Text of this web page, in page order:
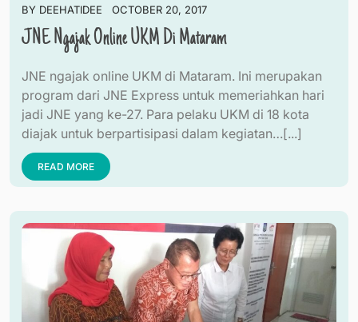
BY DEEHATIDEE OCTOBER 20, 2017
JNE Ngajak Online UKM Di Mataram
JNE ngajak online UKM di Mataram. Ini merupakan
program dari JNE Express untuk memeriahkan hari
jadi JNE yang ke-27. Para pelaku UKM di 18 kota
diajak untuk berpartisipasi dalam kegiatan…[...]
READ MORE